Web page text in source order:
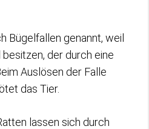
Bügelfallen genannt, weil
der durch eine
Auslösen der Falle
das Tier.
lassen sich durch